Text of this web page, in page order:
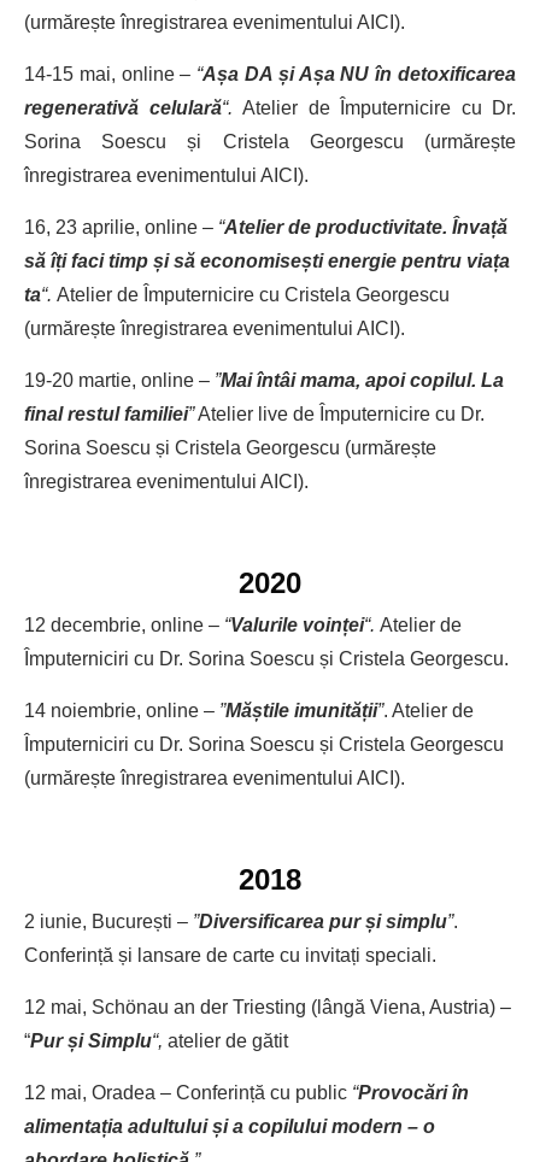
(urmărește înregistrarea evenimentului AICI).
14-15 mai, online – “Așa DA și Așa NU în detoxificarea
regenerativă celulară“. Atelier de Împuternicire cu Dr.
Sorina Soescu și Cristela Georgescu (urmărește
înregistrarea evenimentului AICI).
16, 23 aprilie, online – “Atelier de productivitate. Învață
să îți faci timp și să economisești energie pentru viața
ta“. Atelier de Împuternicire cu Cristela Georgescu
(urmărește înregistrarea evenimentului AICI).
19-20 martie, online – ”Mai întâi mama, apoi copilul. La
final restul familiei”Atelier live de Împuternicire cu Dr.
Sorina Soescu și Cristela Georgescu (urmărește
înregistrarea evenimentului AICI).
2020
12 decembrie, online – “Valurile voinței“. Atelier de
Împuterniciri cu Dr. Sorina Soescu și Cristela Georgescu.
14 noiembrie, online – ”Măștile imunității”. Atelier de
Împuterniciri cu Dr. Sorina Soescu și Cristela Georgescu
(urmărește înregistrarea evenimentului AICI).
2018
2 iunie, București – ”Diversificarea pur și simplu”.
Conferință și lansare de carte cu invitați speciali.
12 mai, Schönau an der Triesting (lângă Viena, Austria) –
“Pur și Simplu“, atelier de gătit
12 mai, Oradea – Conferință cu public “Provocări în
alimentația adultului și a copilului modern – o